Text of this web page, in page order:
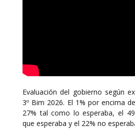
Evaluación del gobierno según
3º Bim 2026. El 1% por encima
27% tal como lo esperaba, el
que esperaba y el 22% no